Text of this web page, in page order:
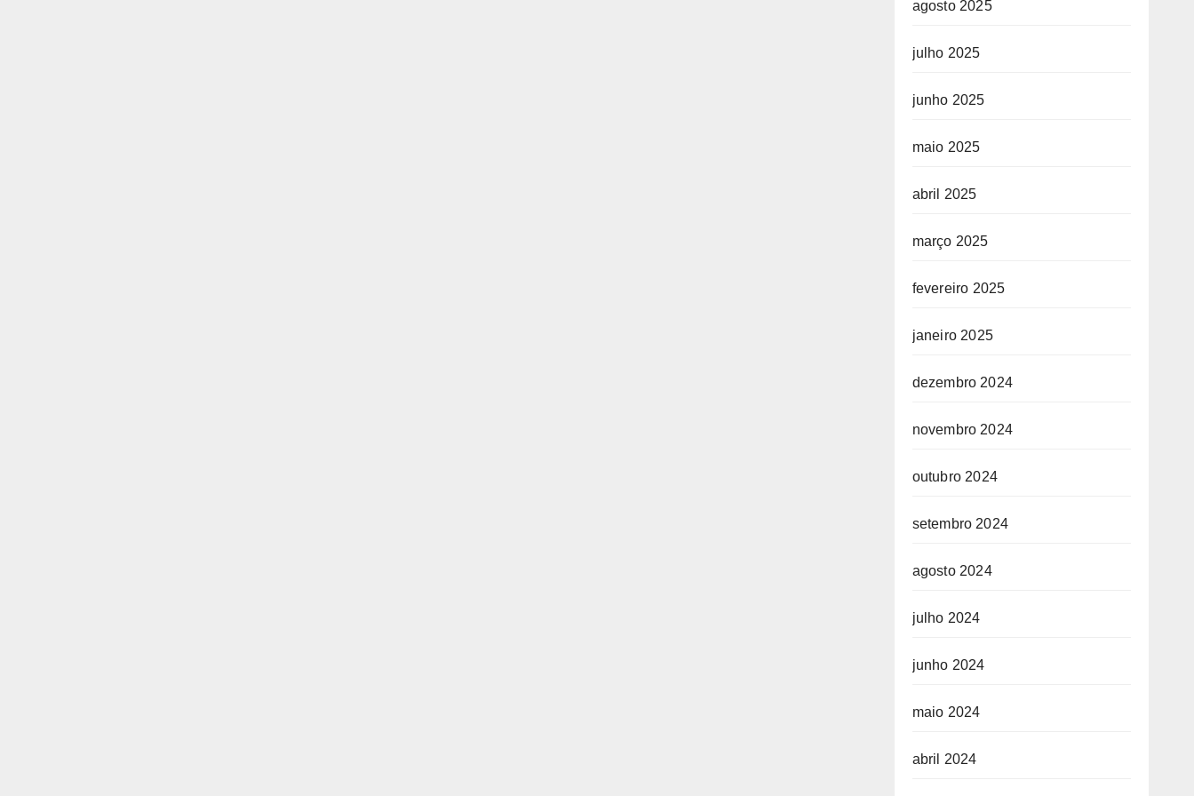
agosto 2025
julho 2025
junho 2025
maio 2025
abril 2025
março 2025
fevereiro 2025
janeiro 2025
dezembro 2024
novembro 2024
outubro 2024
setembro 2024
agosto 2024
julho 2024
junho 2024
maio 2024
abril 2024